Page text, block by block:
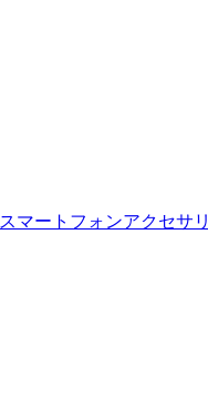
スマートフォンアクセサリ